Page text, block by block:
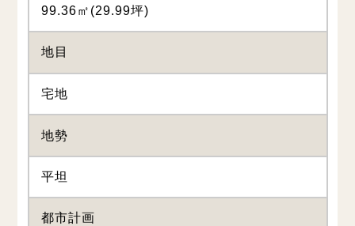
99.36㎡(29.99坪)
地目
宅地
地勢
平坦
都市計画